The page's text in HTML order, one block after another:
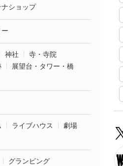
ショップ
神社
寺・寺院
展望台・タワー・橋
ライブハウス
劇場
グランピング